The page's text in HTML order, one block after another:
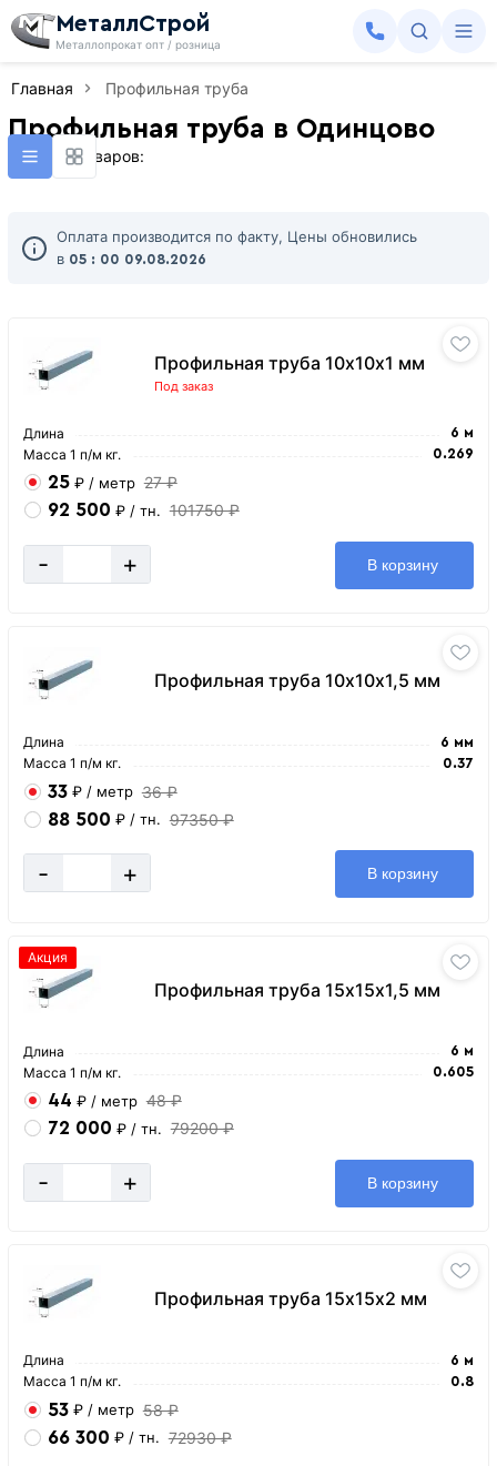
МеталлСтрой
Металлопрокат опт / розница
Главная Профильная труба
Профильная труба в Одинцово
Найдено товаров:
Оплата производится по факту, Цены обновились
в 05 : 00 09.08.2026
Профильная труба 10х10х1 мм
Под заказ
Длина 6 м
Масса 1 п/м кг. 0.269
25 ₽ / метр 27 ₽
92 500 ₽ / тн. 101750 ₽
- + В корзину
Профильная труба 10х10х1,5 мм
Длина 6 мм
Масса 1 п/м кг. 0.37
33 ₽ / метр 36 ₽
88 500 ₽ / тн. 97350 ₽
- + В корзину
Профильная труба 15х15х1,5 мм
Акция
Длина 6 м
Масса 1 п/м кг. 0.605
44 ₽ / метр 48 ₽
72 000 ₽ / тн. 79200 ₽
- + В корзину
Профильная труба 15х15х2 мм
Длина 6 м
Масса 1 п/м кг. 0.8
53 ₽ / метр 58 ₽
66 300 ₽ / тн. 72930 ₽